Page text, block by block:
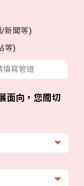
新聞等)
等)
面向，您關切